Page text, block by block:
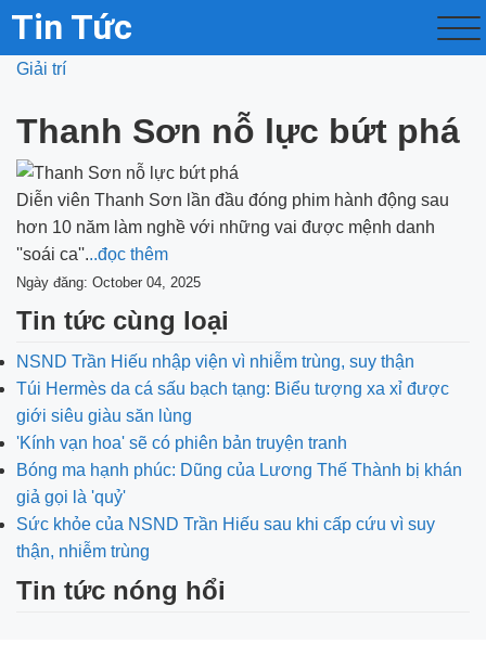
Tin Tức
Giải trí
Thanh Sơn nỗ lực bứt phá
Diễn viên Thanh Sơn lần đầu đóng phim hành động sau
hơn 10 năm làm nghề với những vai được mệnh danh
''soái ca''...đọc thêm
Ngày đăng: October 04, 2025
Tin tức cùng loại
NSND Trần Hiếu nhập viện vì nhiễm trùng, suy thận
Túi Hermès da cá sấu bạch tạng: Biểu tượng xa xỉ được
giới siêu giàu săn lùng
'Kính vạn hoa' sẽ có phiên bản truyện tranh
Bóng ma hạnh phúc: Dũng của Lương Thế Thành bị khán
giả gọi là 'quỷ'
Sức khỏe của NSND Trần Hiếu sau khi cấp cứu vì suy
thận, nhiễm trùng
Tin tức nóng hổi